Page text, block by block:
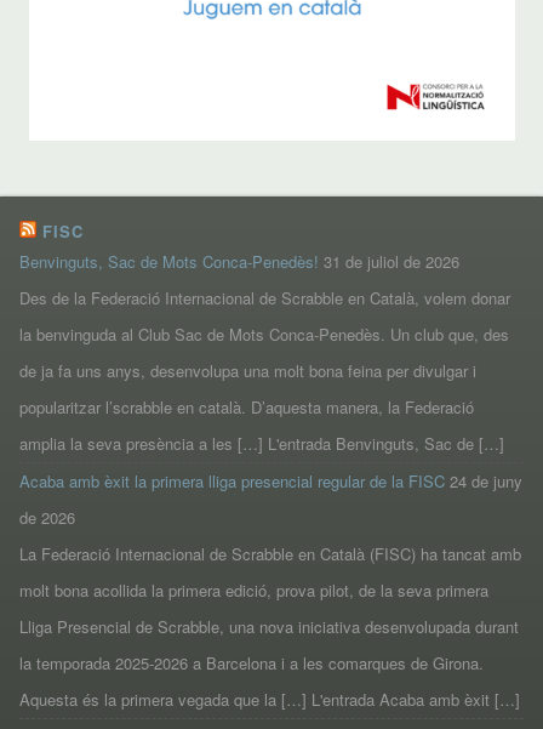
FISC
Benvinguts, Sac de Mots Conca-Penedès! 31 de juliol de 2026
Des de la Federació Internacional de Scrabble en Català, volem donar
la benvinguda al Club Sac de Mots Conca-Penedès. Un club que, des
de ja fa uns anys, desenvolupa una molt bona feina per divulgar i
popularitzar l’scrabble en català. D’aquesta manera, la Federació
amplia la seva presència a les […] L'entrada Benvinguts, Sac de […]
Acaba amb èxit la primera lliga presencial regular de la FISC 24 de juny
de 2026
La Federació Internacional de Scrabble en Català (FISC) ha tancat amb
molt bona acollida la primera edició, prova pilot, de la seva primera
Lliga Presencial de Scrabble, una nova iniciativa desenvolupada durant
la temporada 2025-2026 a Barcelona i a les comarques de Girona.
Aquesta és la primera vegada que la […] L'entrada Acaba amb èxit […]